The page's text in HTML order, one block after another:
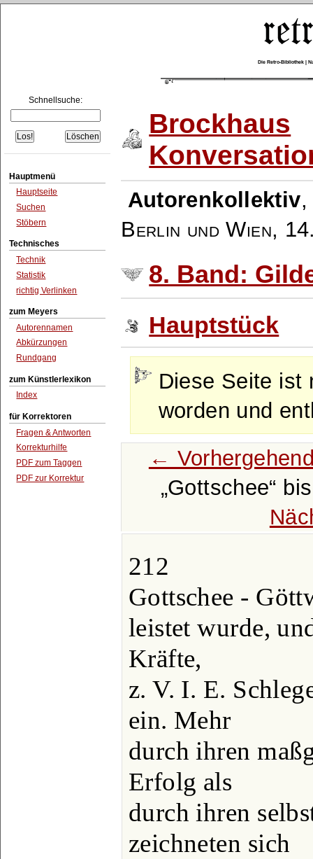
Die Retro-Bibliothek |
Schnellsuche:
Hauptmenü
Hauptseite
Suchen
Stöbern
Technisches
Technik
Statistik
richtig Verlinken
zum Meyers
Autorennamen
Abkürzungen
Rundgang
zum Künstlerlexikon
Index
für Korrektoren
Fragen & Antworten
Korrekturhilfe
PDF zum Taggen
PDF zur Korrektur
Brockhaus
Autorenkollektiv
Berlin und Wien,
8. Band:
Hauptstück
Diese Seite ist
worden und
←
Gottschee
212
Gottschee -
leistet wurde,
Kräfte,
z. V. I. E.
ein. Mehr
durch ihren
Erfolg als
durch ihren
zeichneten sich